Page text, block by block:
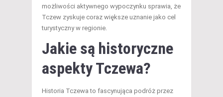
możliwości aktywnego wypoczynku sprawia, że
Tczew zyskuje coraz większe uznanie jako cel
turystyczny w regionie.
Jakie są historyczne
aspekty Tczewa?
Historia Tczewa to fascynująca podróż przez